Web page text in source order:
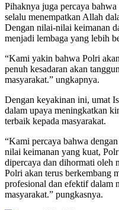
Pihaknya juga percaya
selalu menempatkan Allah
Dengan nilai-nilai keimanan
menjadi lembaga yang lebih
“Kami yakin bahwa Polri
penuh kesadaran akan
masyarakat.” ungkapnya.
Dengan keyakinan ini, umat
dalam upaya meningkatkan
terbaik kepada masyarakat.
“Kami percaya bahwa
nilai keimanan yang kuat,
dipercaya dan dihormati oleh
Polri akan terus berkembang
profesional dan efektif dalam
masyarakat.” pungkasnya.